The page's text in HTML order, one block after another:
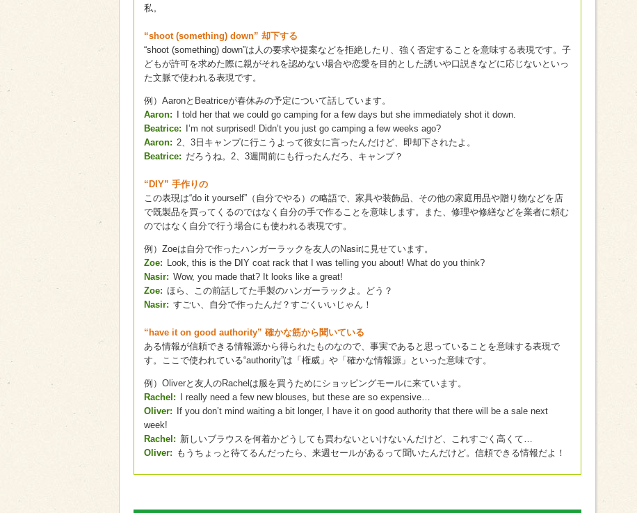
私。
“shoot (something) down” 却下する
“shoot (something) down”は人の要求や提案などを拒絶したり、強く否定することを意味する表現です。子
どもが許可を求めた際に親がそれを認めない場合や恋愛を目的とした誘いや口説きなどに応じないといっ
た文脈で使われる表現です。
例）AaronとBeatriceが春休みの予定について話しています。
Aaron:
I told her that we could go camping for a few days but she immediately shot it down.
Beatrice:
I’m not surprised! Didn’t you just go camping a few weeks ago?
Aaron: 2、3日キャンプに行こうよって彼女に言ったんだけど、即却下されたよ。
Beatrice: だろうね。2、3週間前にも行ったんだろ、キャンプ？
“DIY” 手作りの
この表現は“do it yourself”（自分でやる）の略語で、家具や装飾品、その他の家庭用品や贈り物などを店
で既製品を買ってくるのではなく自分の手で作ることを意味します。また、修理や修繕などを業者に頼む
のではなく自分で行う場合にも使われる表現です。
例）Zoeは自分で作ったハンガーラックを友人のNasirに見せています。
Zoe: Look, this is the DIY coat rack that I was telling you about! What do you think?
Nasir: Wow, you made that? It looks like a great!
Zoe: ほら、この前話してた手製のハンガーラックよ。どう？
Nasir: すごい、自分で作ったんだ？すごくいいじゃん！
“have it on good authority” 確かな筋から聞いている
ある情報が信頼できる情報源から得られたものなので、事実であると思っていることを意味する表現で
す。ここで使われている“authority”は「権威」や「確かな情報源」といった意味です。
例）Oliverと友人のRachelは服を買うためにショッピングモールに来ています。
Rachel:
I really need a few new blouses, but these are so expensive…
Oliver:
If you don’t mind waiting a bit longer, I have it on good authority that there will be a sale next
week!
Rachel: 新しいブラウスを何着かどうしても買わないといけないんだけど、これすごく高くて…
Oliver: もうちょっと待てるんだったら、来週セールがあるって聞いたんだけど。信頼できる情報だよ！